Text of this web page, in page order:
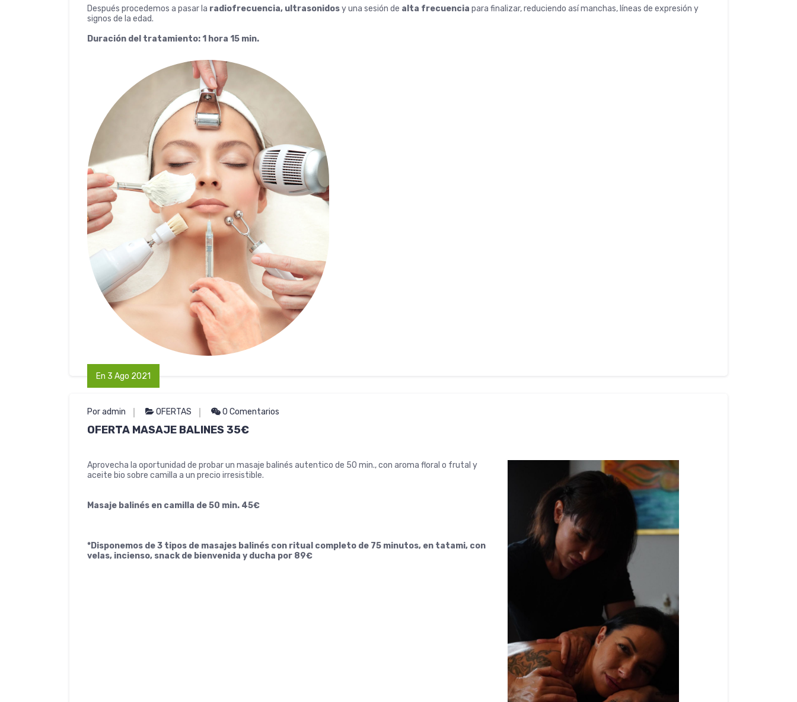
Después procedemos a pasar la radiofrecuencia, ultrasonidosy una sesión de alta frecuencia para finalizar, reduciendo así manchas, líneas de expresión y
signos de la edad.
Duración del tratamiento: 1 hora 15 min.
En 3 Ago 2021
Por admin OFERTAS 0 Comentarios
OFERTA MASAJE BALINES 35€
Aprovecha la oportunidad de probar un masaje balinés autentico de 50 min., con aroma floral o frutal y
aceite bio sobre camilla a un precio irresistible.
Masaje balinés en camilla de 50 min. 45€
*Disponemos de 3 tipos de masajes balinés con ritual completo de 75 minutos, en tatami, con
velas, incienso, snack de bienvenida y ducha por 89€